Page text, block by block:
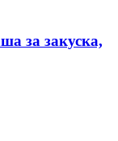
за закуска,